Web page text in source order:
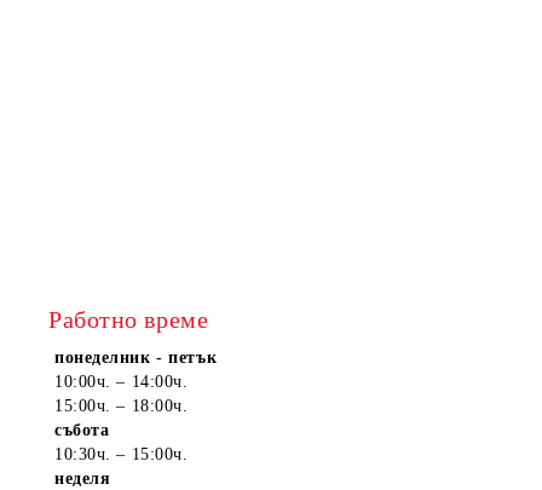
Работно време
понеделник - петък
10:00ч. – 14:00ч.
15:00ч. – 18:00ч.
събота
10:30ч. – 15:00ч.
неделя